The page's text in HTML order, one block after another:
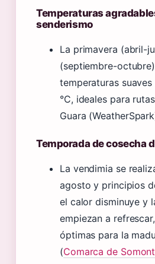
Temperaturas
senderismo
La primavera (abril-
(septiembre-
temperaturas suaves
°C, ideales para
Guara
Temporada de cosecha
La vendimia se
agosto y principios
el calor disminuye y
empiezan a
óptimas para la
(Comarca de